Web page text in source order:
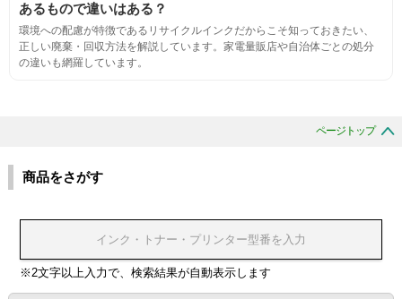
互換性
互換性テスト用のサンプルを印刷する。
浸透性テスト用のサンプルを印刷する。
任意の色を背景として使用し、
あるもので違いはある？
環境への配慮が特徴であるリサイクルインクだからこそ知っておきたい、
正しい廃棄・回収方法を解説しています。家電量販店や自治体ごとの処分
の違いも網羅しています。
ページトップ
商品をさがす
※2文字以上入力で、検索結果が自動表示します